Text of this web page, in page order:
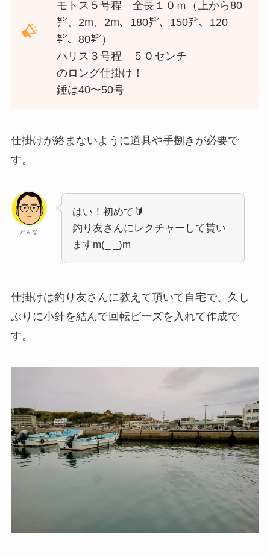
モトス５号程 全長１０ｍ（上から80
㌢、2m、2m、180㌢、150㌢、120
㌢、80㌢）
ハリス３号程 ５０センチ
のロング仕掛け！
錘は40〜50号
仕掛けが絡まないように道具や手捌きが必要で
す。
だんな
はい！初めて🔰
釣り友さんにレクチャーして貰い
ますm(_ _)m
仕掛けは釣り友さんに教えて頂いて自宅で、久し
ぶりに小針を結んで回転ビーズを入れて作成で
す。